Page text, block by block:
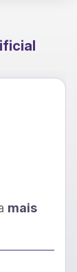
e